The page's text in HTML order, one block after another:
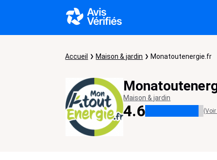
Accueil Maison & jardin Monatoutenergie.fr
Maison & jardin
4.6